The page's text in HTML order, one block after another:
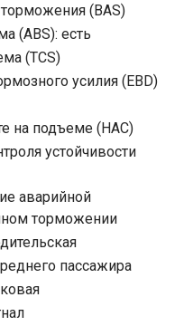
(BAS)
(ABS): есть
(TCS)
усилия (EBD)
на подъеме (HAC)
устойчивости
аварийной
торможении
пассажира